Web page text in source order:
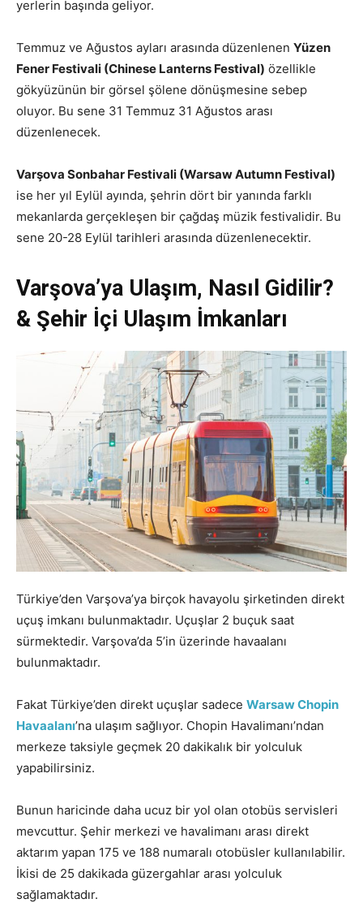
yerlerin başında geliyor.
Temmuz ve Ağustos ayları arasında düzenlenen Yüzen
Fener Festivali (Chinese Lanterns Festival) özellikle
gökyüzünün bir görsel şölene dönüşmesine sebep
oluyor. Bu sene 31 Temmuz 31 Ağustos arası
düzenlenecek.
Varşova Sonbahar Festivali (Warsaw Autumn Festival)
ise her yıl Eylül ayında, şehrin dört bir yanında farklı
mekanlarda gerçekleşen bir çağdaş müzik festivalidir. Bu
sene 20-28 Eylül tarihleri arasında düzenlenecektir.
Varşova’ya Ulaşım, Nasıl Gidilir?
& Şehir İçi Ulaşım İmkanları
Türkiye’den Varşova’ya birçok havayolu şirketinden direkt
uçuş imkanı bulunmaktadır. Uçuşlar 2 buçuk saat
sürmektedir. Varşova’da 5’in üzerinde havaalanı
bulunmaktadır.
Fakat Türkiye’den direkt uçuşlar sadece Warsaw Chopin
Havaalanı’na ulaşım sağlıyor. Chopin Havalimanı’ndan
merkeze taksiyle geçmek 20 dakikalık bir yolculuk
yapabilirsiniz.
Bunun haricinde daha ucuz bir yol olan otobüs servisleri
mevcuttur. Şehir merkezi ve havalimanı arası direkt
aktarım yapan 175 ve 188 numaralı otobüsler kullanılabilir.
İkisi de 25 dakikada güzergahlar arası yolculuk
sağlamaktadır.